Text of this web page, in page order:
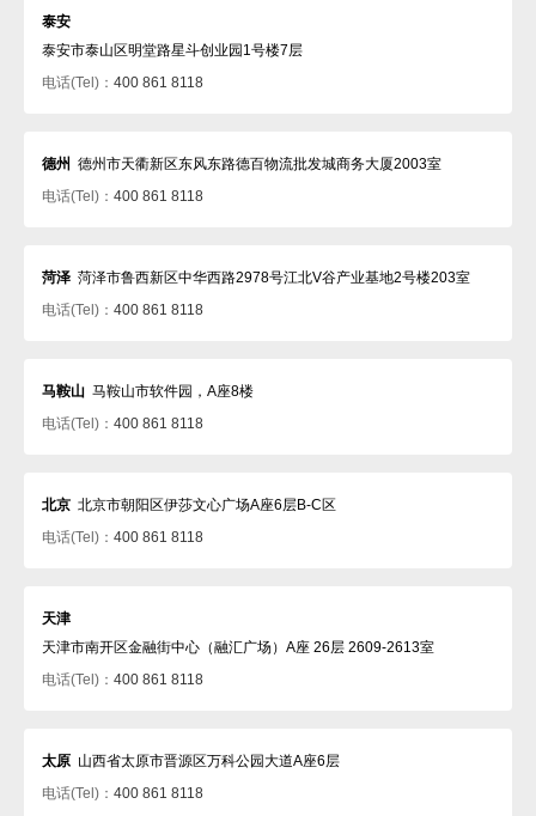
泰安
泰安市泰山区明堂路星斗创业园1号楼7层
电话(Tel)： 400 861 8118
德州 德州市天衢新区东风东路德百物流批发城商务大厦2003室
电话(Tel)： 400 861 8118
菏泽 菏泽市鲁西新区中华西路2978号江北V谷产业基地2号楼203室
电话(Tel)： 400 861 8118
马鞍山 马鞍山市软件园，A座8楼
电话(Tel)： 400 861 8118
北京 北京市朝阳区伊莎文心广场A座6层B-C区
电话(Tel)： 400 861 8118
天津
天津市南开区金融街中心（融汇广场）A座 26层 2609-2613室
电话(Tel)： 400 861 8118
太原 山西省太原市晋源区万科公园大道A座6层
电话(Tel)： 400 861 8118